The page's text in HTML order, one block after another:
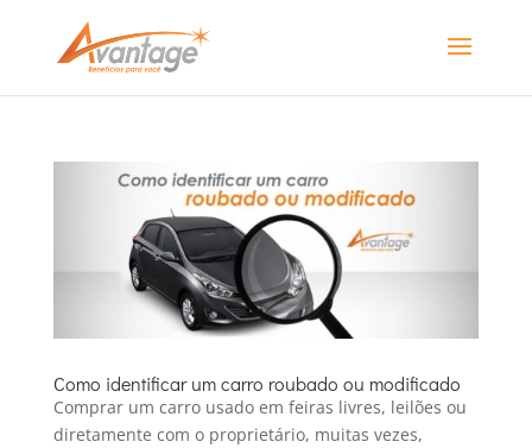
Como identificar um carro roubado ou modificado
Comprar um carro usado em feiras livres, leilões ou
diretamente com o proprietário, muitas vezes,